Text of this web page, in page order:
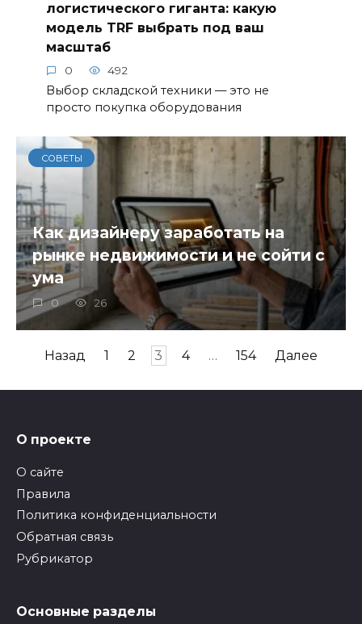
логистического гиганта: какую
модель TRF выбрать под ваш
масштаб
0 492
Выбор складской техники — это не
просто покупка оборудования
СОВЕТЫ
Как дизайнеру заработать на
рынке недвижимости и не сойти с
ума
0 26
Пагинация
Назад 1 2 3 4 … 154 Далее
О проекте
О сайте
Правила
Политика конфиденциальности
Обратная связь
Рубрикатор
Основные разделы